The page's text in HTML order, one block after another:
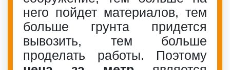
него пойдет материалов, тем
больше грунта придется
вывозить, тем больше
проделать работы. Поэтому